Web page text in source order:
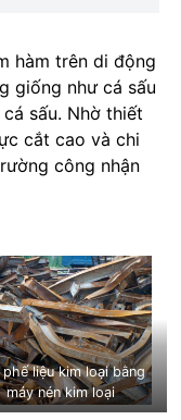
hàm trên di động
giống như cá sấu
sấu. Nhờ thiết
cắt cao và chi
công nhận
phế liệu kim loại bằng
máy nén kim loại